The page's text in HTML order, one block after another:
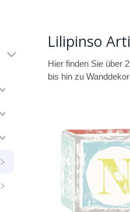
Lilipinso
Hier finden Sie über
bis hin zu